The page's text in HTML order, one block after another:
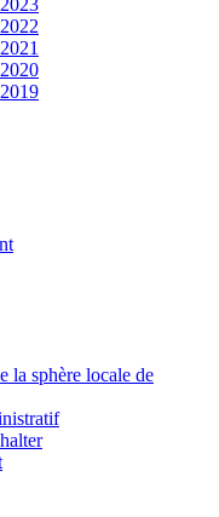
la sphère locale de